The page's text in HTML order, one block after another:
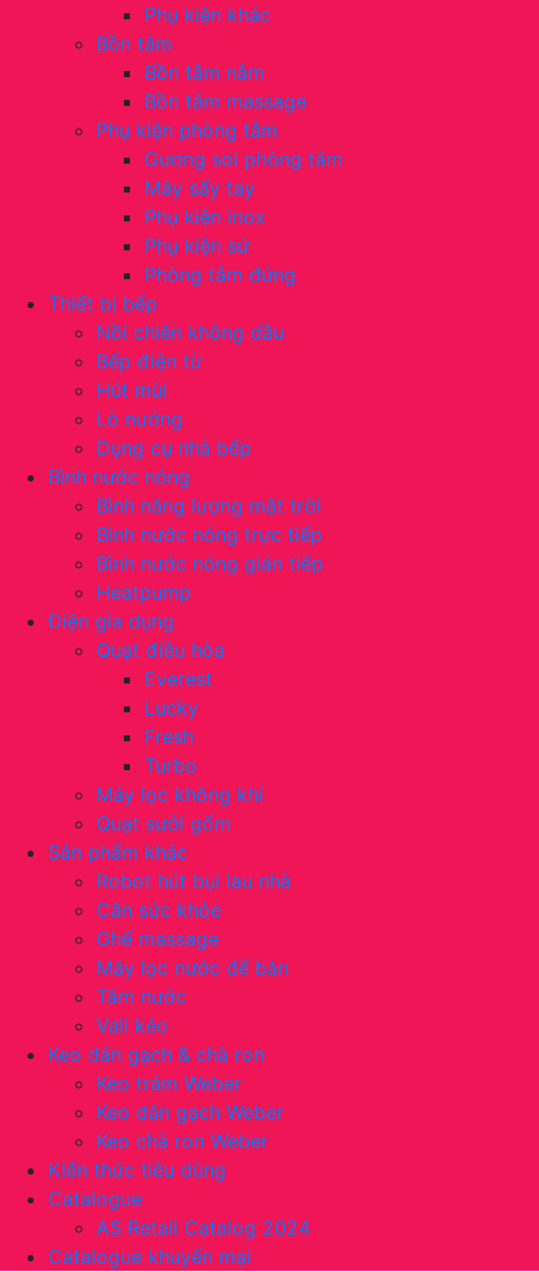
Phụ kiện khác
Bồn tắm
Bồn tắm nằm
Bồn tắm massage
Phụ kiện phòng tắm
Gương soi phòng tắm
Máy sấy tay
Phụ kiện inox
Phụ kiện sứ
Phòng tắm đứng
Thiết bị bếp
Nồi chiên không dầu
Bếp điện từ
Hút mùi
Lò nướng
Dụng cụ nhà bếp
Bình nước nóng
Bình năng lượng mặt trời
Bình nước nóng trực tiếp
Bình nước nóng gián tiếp
Heatpump
Điện gia dụng
Quạt điều hòa
Everest
Lucky
Fresh
Turbo
Máy lọc không khí
Quạt sưởi gốm
Sản phẩm khác
Robot hút bụi lau nhà
Cân sức khỏe
Ghế massage
Máy lọc nước để bàn
Tăm nước
Vali kéo
Keo dán gạch & chà ron
Keo trám Weber
Keo dán gạch Weber
Keo chà ron Weber
Kiến thức tiêu dùng
Catalogue
AS Retail Catalog 2024
Catalogue khuyến mại